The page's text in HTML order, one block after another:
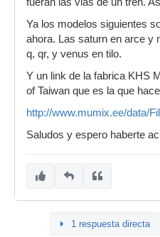
Ya los modelos siguientes
ahora. Las saturn en arce y
q, qr, y venus en tilo.
Y un link de la fabrica KHS
of Taiwan que es la que
http://www.mumix.ee/data/
Saludos y espero haberte
1 respuesta directa